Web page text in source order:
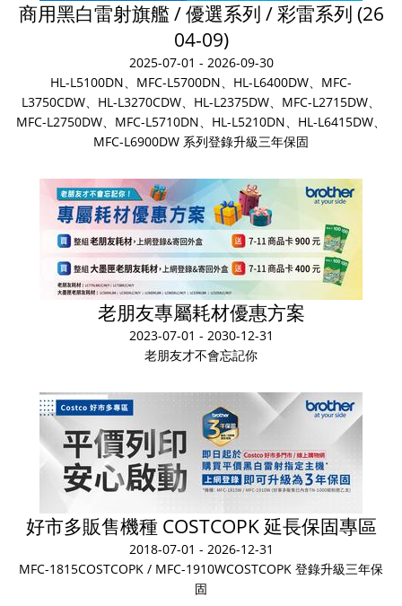
商用黑白雷射旗艦 / 優選系列 / 彩雷系列 (26
04-09)
2025-07-01 - 2026-09-30
HL-L5100DN、MFC-L5700DN、HL-L6400DW、MFC-
L3750CDW、HL-L3270CDW、HL-L2375DW、MFC-L2715DW、
MFC-L2750DW、MFC-L5710DN、HL-L5210DN、HL-L6415DW、
MFC-L6900DW 系列登錄升級三年保固
老朋友專屬耗材優惠方案
2023-07-01 - 2030-12-31
老朋友才不會忘記你
好市多販售機種 COSTCOPK 延長保固專區
2018-07-01 - 2026-12-31
MFC-1815COSTCOPK / MFC-1910WCOSTCOPK 登錄升級三年保
固